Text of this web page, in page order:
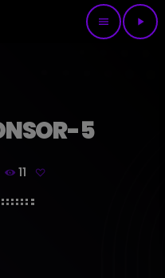
menu play_arrow
5
11